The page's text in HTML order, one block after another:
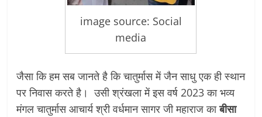
image source: Social
media
जैसा कि हम सब जानते है कि चातुर्मास में जैन साधु एक ही स्थान
पर निवास करते है। उसी श्रंखला में इस वर्ष 2023 का भव्य
मंगल चातुर्मास आचार्य श्री वर्धमान सागर जी महाराज काबीसा